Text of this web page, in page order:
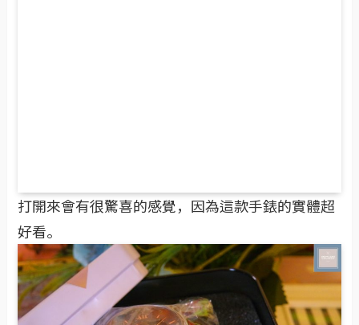
打開來會有很驚喜的感覺，因為這款手錶的實體超
好看。